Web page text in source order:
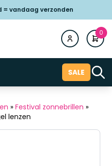
= vandaag verzonden
0
SALE
» Festival zonnebrillen »
lenzen